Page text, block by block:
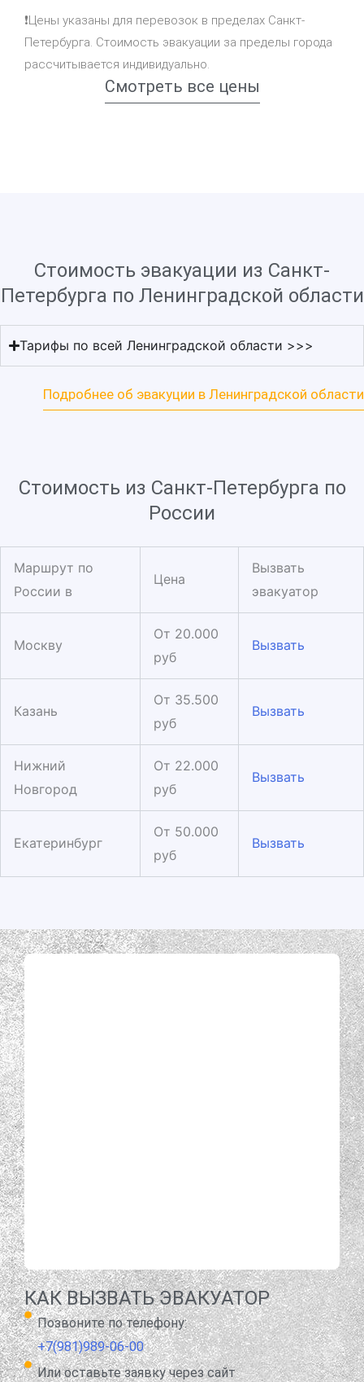
❗Цены указаны для перевозок в пределах Санкт-
Петербурга. Стоимость эвакуации за пределы города
рассчитывается индивидуально.
Смотреть все цены
Стоимость эвакуации из Санкт-
Петербурга по Ленинградской области
Тарифы по всей Ленинградской области >>>
Подробнее об эвакуции в Ленинградской области
Стоимость из Санкт-Петербурга по
России
Маршрут по
России в
Цена
Вызвать
эвакуатор
Москву
От 20.000
руб
Вызвать
Казань
От 35.500
руб
Вызвать
Нижний
Новгород
От 22.000
руб
Вызвать
Екатеринбург
От 50.000
руб
Вызвать
КАК ВЫЗВАТЬ ЭВАКУАТОР
Позвоните по телефону:
+7(981)989-06-00
Или оставьте заявку через сайт